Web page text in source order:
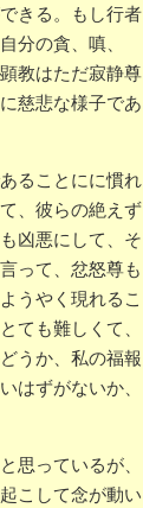
きる。もし行者
分の貪、嗔、
教はただ寂静尊
慈悲な様子であ
ることにに慣れ
、彼らの絶えず
凶悪にして、そ
って、忿怒尊も
うやく現れるこ
ても難しくて、
うか、私の福報
はずがないか、
思っているが、
こして念が動い